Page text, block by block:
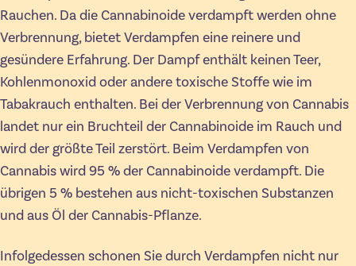
Rauchen. Da die Cannabinoide verdampft werden ohne
Verbrennung, bietet Verdampfen eine reinere und
gesündere Erfahrung. Der Dampf enthält keinen Teer,
Kohlenmonoxid oder andere toxische Stoffe wie im
Tabakrauch enthalten. Bei der Verbrennung von Cannabis
landet nur ein Bruchteil der Cannabinoide im Rauch und
wird der größte Teil zerstört. Beim Verdampfen von
Cannabis wird 95 % der Cannabinoide verdampft. Die
übrigen 5 % bestehen aus nicht-toxischen Substanzen
und aus Öl der Cannabis-Pflanze.
Infolgedessen schonen Sie durch Verdampfen nicht nur